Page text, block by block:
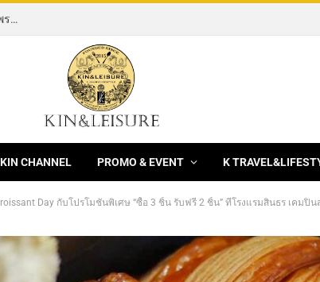
[News] THE ROCKING HORSE OF RESILIENCE คอลเลกชันขนมไหว้พระจันทร์ mooncake ประจำปี 2569 จากBanyan Tree Bangkok 1 สิงหาคม – 25 กันยายน 2569
KIN CHANNEL PROMO & EVENT K
Day กับโปรโมชั่นพิเศษ “ซื้อ 3 ชิ้น รับฟรี 2 ชิ้น” ที่โรงแรมสินธร เคมปิ